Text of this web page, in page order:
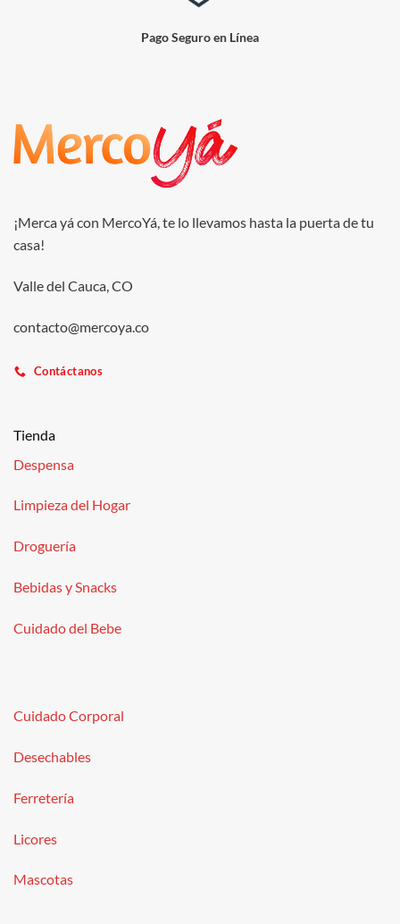
Pago Seguro en Línea
¡Merca yá con MercoYá, te lo llevamos hasta la puerta de tu
casa!
Valle del Cauca, CO
contacto@mercoya.co
Contáctanos
Tienda
Despensa
Limpieza del Hogar
Droguería
Bebidas y Snacks
Cuidado del Bebe
Cuidado Corporal
Desechables
Ferretería
Licores
Mascotas